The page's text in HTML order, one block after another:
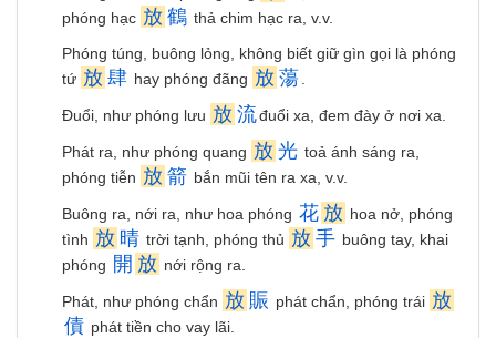
phóng hạc 放 鶴 thả chim hạc ra, v.v.
Phóng túng, buông lỏng, không biết giữ gìn gọi là phóng
tứ 放 肆 hay phóng đãng 放 蕩
Ðuổi, như phóng lưu 放 流đuổi xa, đem đày ở nơi xa.
Phát ra, như phóng quang 放 光 toả ánh sáng ra,
phóng tiễn 放 箭 bắn mũi tên ra xa, v.v.
Buông ra, nới ra, như hoa phóng 花 放 hoa nở, phóng
tình 放 晴 trời tạnh, phóng thủ 放 手 buông tay, khai
phóng 開 放 nới rộng ra.
Phát, như phóng chẩn 放 賑 phát chẩn, phóng trái 放
債 phát tiền cho vay lãi.